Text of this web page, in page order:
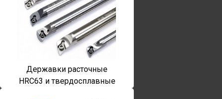
Державки расточные
HRC63 и твердосплавные